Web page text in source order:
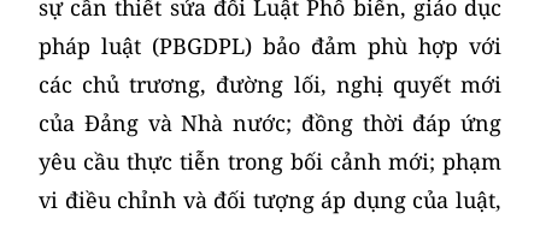
sự cần thiết sửa đổi Luật Phổ biến, giáo dục
pháp luật (PBGDPL) bảo đảm phù hợp với
các chủ trương, đường lối, nghị quyết mới
của Đảng và Nhà nước; đồng thời đáp ứng
yêu cầu thực tiễn trong bối cảnh mới; phạm
vi điều chỉnh và đối tượng áp dụng của luật,